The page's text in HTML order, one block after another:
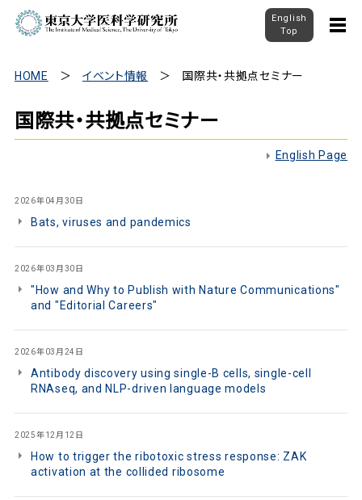
English
Top
HOME イベント情報 国際共・共拠点セミナー
国際共・共拠点セミナー
English Page
2026年04月30日
Bats, viruses and pandemics
2026年03月30日
"How and Why to Publish with Nature Communications"
and "Editorial Careers"
2026年03月24日
Antibody discovery using single-B cells, single-cell
RNAseq, and NLP-driven language models
2025年12月12日
How to trigger the ribotoxic stress response: ZAK
activation at the collided ribosome